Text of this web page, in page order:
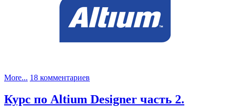
More... 18 комментариев
Курс
по
Курс по Altium Designer часть 2.